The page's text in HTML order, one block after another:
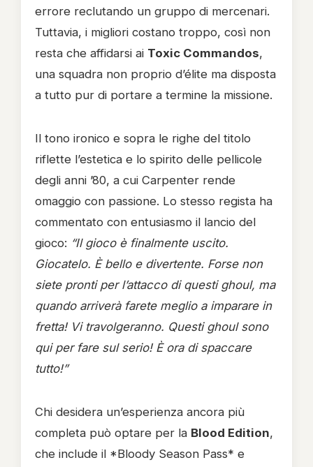
errore reclutando un gruppo di mercenari.
Tuttavia, i migliori costano troppo, così non
resta che affidarsi ai Toxic Commandos,
una squadra non proprio d’élite ma disposta
a tutto pur di portare a termine la missione.
Il tono ironico e sopra le righe del titolo
riflette l’estetica e lo spirito delle pellicole
degli anni ’80, a cui Carpenter rende
omaggio con passione. Lo stesso regista ha
commentato con entusiasmo il lancio del
gioco: “Il gioco è finalmente uscito.
Giocatelo. È bello e divertente. Forse non
siete pronti per l’attacco di questi ghoul, ma
quando arriverà farete meglio a imparare in
fretta! Vi travolgeranno. Questi ghoul sono
qui per fare sul serio! È ora di spaccare
tutto!”
Chi desidera un’esperienza ancora più
completa può optare per la Blood Edition,
che include il *Bloody Season Pass* e